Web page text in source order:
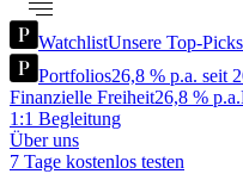
WatchlistUnsere Top-
Portfolios26,8 % p.a. seit
Finanzielle Freiheit26,8 % p.a.
1:1 Begleitung
Über uns
7 Tage kostenlos testen